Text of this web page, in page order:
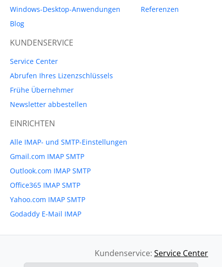
Windows-Desktop-Anwendungen
Blog
Referenzen
KUNDENSERVICE
Service Center
Abrufen Ihres Lizenzschlüssels
Frühe Übernehmer
Newsletter abbestellen
EINRICHTEN
Alle IMAP- und SMTP-Einstellungen
Gmail.com IMAP SMTP
Outlook.com IMAP SMTP
Office365 IMAP SMTP
Yahoo.com IMAP SMTP
Godaddy E-Mail IMAP
Kundenservice: Service Center